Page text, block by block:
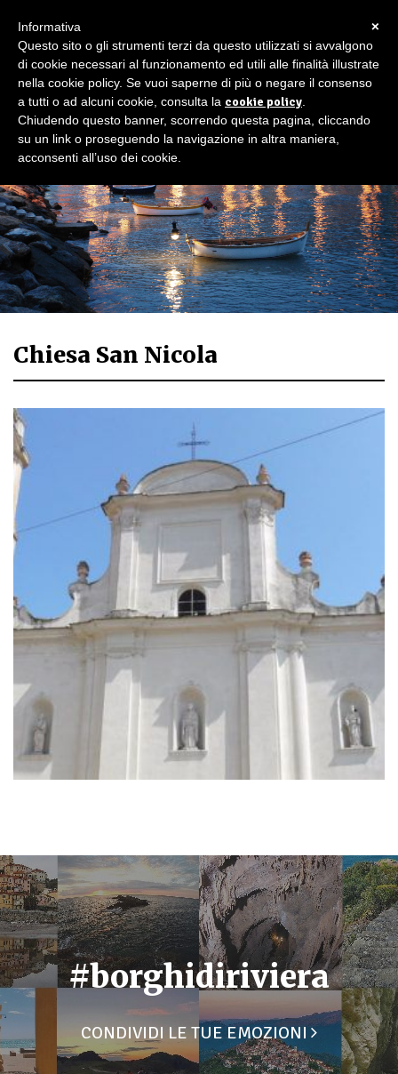
Chiesa San Nicola
#borghidiriviera
CONDIVIDI LE TUE EMOZIONI
×
Informativa
Questo sito o gli strumenti terzi da questo utilizzati si avvalgono
di cookie necessari al funzionamento ed utili alle finalità illustrate
nella cookie policy. Se vuoi saperne di più o negare il consenso
a tutti o ad alcuni cookie, consulta la cookie policy
Chiudendo questo banner, scorrendo questa pagina, cliccando
su un link o proseguendo la navigazione in altra maniera,
acconsenti all’uso dei cookie.